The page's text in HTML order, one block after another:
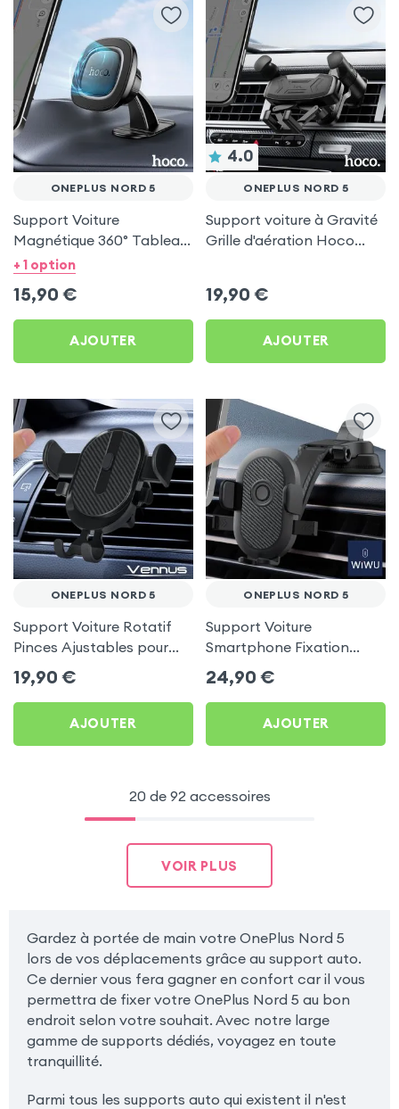
ONEPLUS NORD 5
Support Voiture
Magnétique 360° Tableau
de bord Hoco pour
+ 1 option
15,90 €
AJOUTER
4.0
ONEPLUS NORD 5
Support voiture à Gravité
Grille d'aération Hoco
19,90 €
AJOUTER
ONEPLUS NORD 5
Support Voiture Rotatif
Pinces Ajustables pour
OnePlus Nord 5
19,90 €
AJOUTER
ONEPLUS NORD 5
Support Voiture
Smartphone Fixation
Ventouse Noir, Wiwu pour
OnePlus Nord 5
24,90 €
AJOUTER
20 de 92 accessoires
VOIR PLUS
Gardez à portée de main votre OnePlus Nord 5
lors de vos déplacements grâce au support auto.
Ce dernier vous fera gagner en confort car il vous
permettra de fixer votre OnePlus Nord 5 au bon
endroit selon votre souhait. Avec notre large
gamme de supports dédiés, voyagez en toute
tranquillité.
Parmi tous les supports auto qui existent il n'est